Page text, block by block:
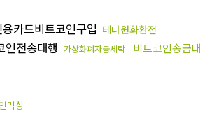
용카드비트코인구입 테더원화환전
인전송대행 가상화폐자금세탁
비트코인송금대
믹싱